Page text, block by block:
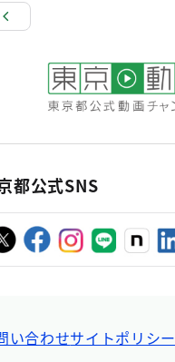
都公式SNS
い合わせサイトポリシー